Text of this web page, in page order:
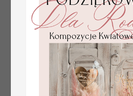
Fajne pomysły na prezent dla
Mamy, podziękowanie dla Mamy na
weselu, box prezentowy dla mamy,
zestawy prezentowe dla Mamy